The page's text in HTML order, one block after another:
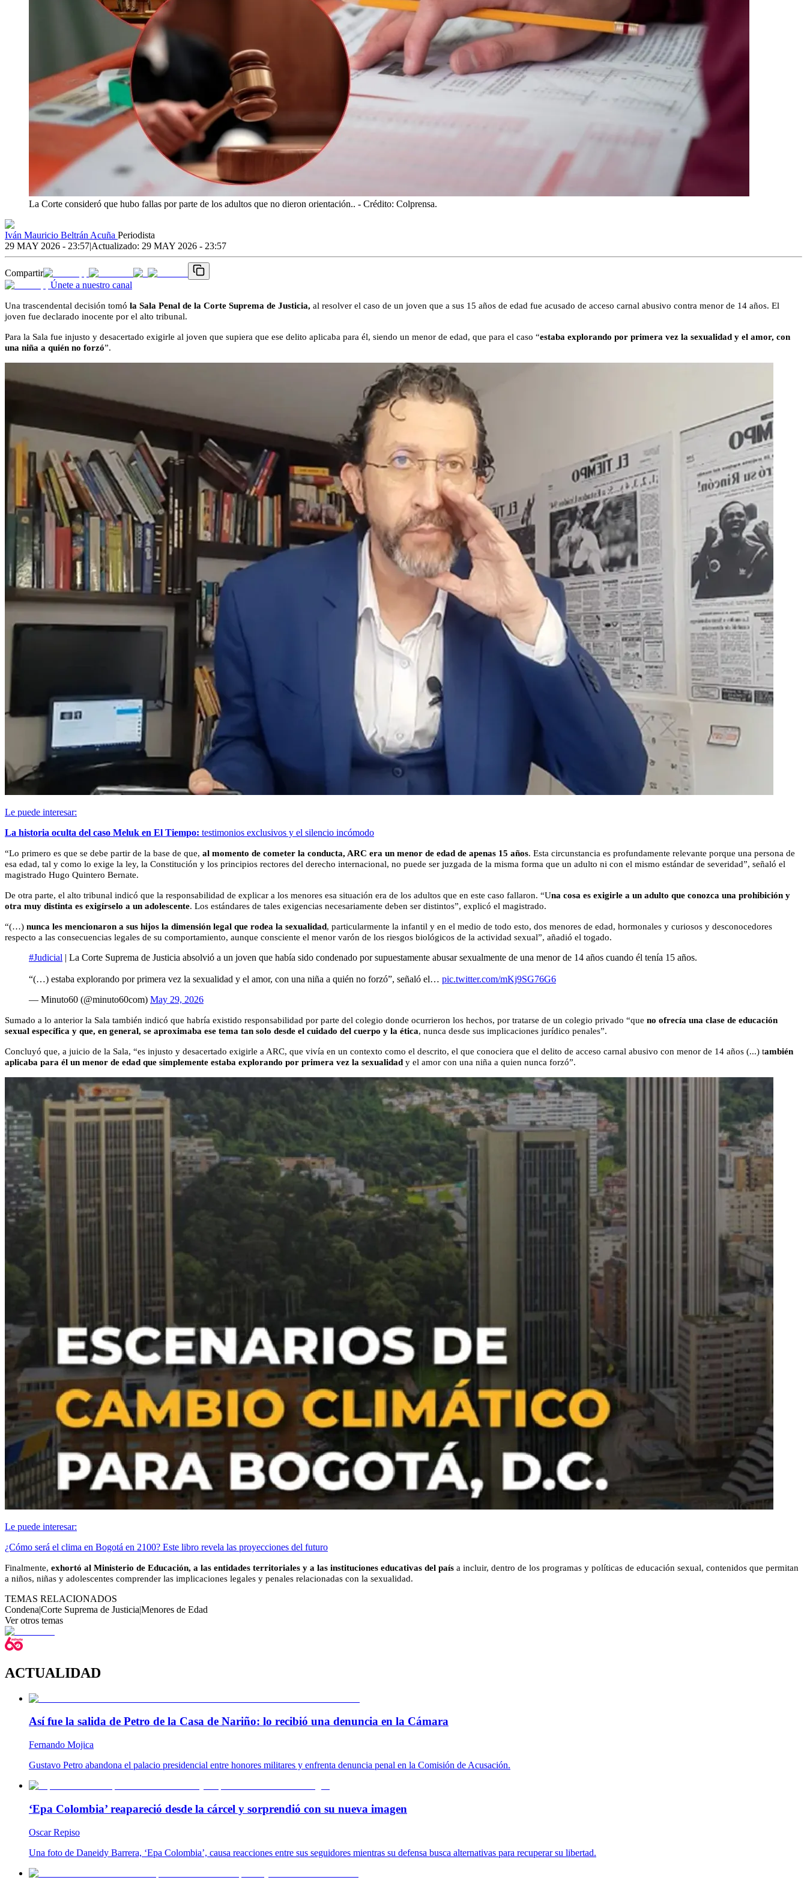
La Corte consideró que hubo fallas por parte de los adultos que no dieron orientación.. - Crédito: Colprensa.
Iván Mauricio Beltrán Acuña Periodista
29 MAY 2026 - 23:57|Actualizado: 29 MAY 2026 - 23:57
Compartir
Únete a nuestro canal
Una trascendental decisión tomó la Sala Penal de la Corte Suprema de Justicia, al resolver el caso de un joven que a sus 15 años de edad fue acusado de acceso carnal abusivo contra menor de 14 años. El
joven fue declarado inocente por el alto tribunal.
Para la Sala fue injusto y desacertado exigirle al joven que supiera que ese delito aplicaba para él, siendo un menor de edad, que para el caso “estaba explorando por primera vez la sexualidad y el amor, con
una niña a quién no forzó”.
Le puede interesar:
La historia oculta del caso Meluk en El Tiempo: testimonios exclusivos y el silencio incómodo
“Lo primero es que se debe partir de la base de que, al momento de cometer la conducta, ARC era un menor de edad de apenas 15 años. Esta circunstancia es profundamente relevante porque una persona de
esa edad, tal y como lo exige la ley, la Constitución y los principios rectores del derecho internacional, no puede ser juzgada de la misma forma que un adulto ni con el mismo estándar de severidad”, señaló el
magistrado Hugo Quintero Bernate.
De otra parte, el alto tribunal indicó que la responsabilidad de explicar a los menores esa situación era de los adultos que en este caso fallaron. “Una cosa es exigirle a un adulto que conozca una prohibición y
otra muy distinta es exigírselo a un adolescente. Los estándares de tales exigencias necesariamente deben ser distintos”, explicó el magistrado.
“(…) nunca les mencionaron a sus hijos la dimensión legal que rodea la sexualidad, particularmente la infantil y en el medio de todo esto, dos menores de edad, hormonales y curiosos y desconocedores
respecto a las consecuencias legales de su comportamiento, aunque consciente el menor varón de los riesgos biológicos de la actividad sexual”, añadió el togado.
#Judicial | La Corte Suprema de Justicia absolvió a un joven que había sido condenado por supuestamente abusar sexualmente de una menor de 14 años cuando él tenía 15 años.
“(…) estaba explorando por primera vez la sexualidad y el amor, con una niña a quién no forzó”, señaló el… pic.twitter.com/mKj9SG76G6
— Minuto60 (@minuto60com) May 29, 2026
Sumado a lo anterior la Sala también indicó que habría existido responsabilidad por parte del colegio donde ocurrieron los hechos, por tratarse de un colegio privado “que no ofrecía una clase de educación
sexual específica y que, en general, se aproximaba ese tema tan solo desde el cuidado del cuerpo y la ética, nunca desde sus implicaciones jurídico penales”.
Concluyó que, a juicio de la Sala, “es injusto y desacertado exigirle a ARC, que vivía en un contexto como el descrito, el que conociera que el delito de acceso carnal abusivo con menor de 14 años (...) también
aplicaba para él un menor de edad que simplemente estaba explorando por primera vez la sexualidad y el amor con una niña a quien nunca forzó”.
Le puede interesar:
¿Cómo será el clima en Bogotá en 2100? Este libro revela las proyecciones del futuro
Finalmente, exhortó al Ministerio de Educación, a las entidades territoriales y a las instituciones educativas del país a incluir, dentro de los programas y políticas de educación sexual, contenidos que permitan
a niños, niñas y adolescentes comprender las implicaciones legales y penales relacionadas con la sexualidad.
TEMAS RELACIONADOS
Condena|Corte Suprema de Justicia|Menores de Edad
Ver otros temas
ACTUALIDAD
Así fue la salida de Petro de la Casa de Nariño: lo recibió una denuncia en la Cámara
Fernando Mojica
Gustavo Petro abandona el palacio presidencial entre honores militares y enfrenta denuncia penal en la Comisión de Acusación.
‘Epa Colombia’ reapareció desde la cárcel y sorprendió con su nueva imagen
Oscar Repiso
Una foto de Daneidy Barrera, ‘Epa Colombia’, causa reacciones entre sus seguidores mientras su defensa busca alternativas para recuperar su libertad.